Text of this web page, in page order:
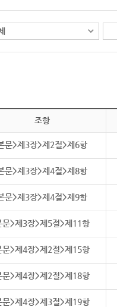
조항
문>제3장>제2절>제6항
문>제3장>제4절>제8항
문>제3장>제4절>제9항
문>제3장>제5절>제11항
문>제4장>제2절>제15항
문>제4장>제2절>제18항
문>제4장>제3절>제19항